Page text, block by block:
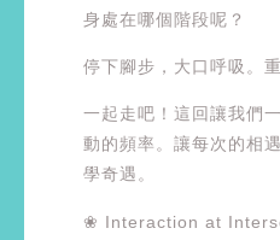
身處在哪個階段呢？
停下腳步，大口呼吸。
一起走吧！這回讓我們
動的頻率。讓每次的相
學奇遇。
❀ Interaction at